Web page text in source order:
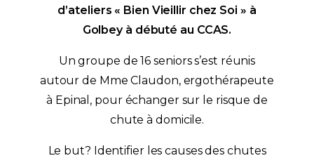
d’ateliers « Bien Vieillir chez Soi » à
Golbey à débuté au CCAS.
Un groupe de 16 seniors s’est réunis
autour de Mme Claudon, ergothérapeute
à Epinal, pour échanger sur le risque de
chute à domicile.
Le but? Identifier les causes des chutes